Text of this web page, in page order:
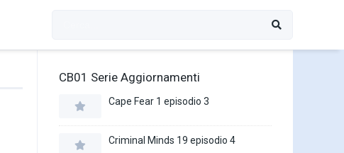
CB01 Serie Aggiornamenti
Cape Fear 1 episodio 3
Criminal Minds 19 episodio 4